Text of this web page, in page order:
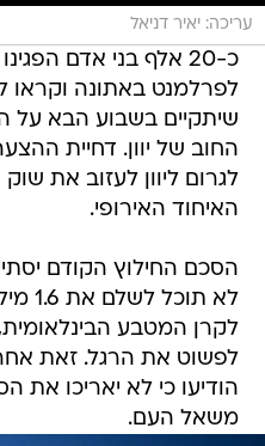
עריכה: יאיר דניאל
כ-20 אלף בני אדם
לפרלמנט באתונה
שיתקיים בשבוע הבא על
החוב של יוון. דחיית
לגרום ליוון לעזוב את
האיחוד האירופי.
הסכם החילוץ הקודם
לא
לקרן המטבע
לפשוט את הרגל. זאת
הודיעו כי לא יאריכו את
משאל העם.